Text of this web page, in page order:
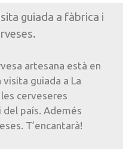
guiada a fàbrica i
artesana està en
guiada a La
cerveseres
país. Ademés
T’encantarà!